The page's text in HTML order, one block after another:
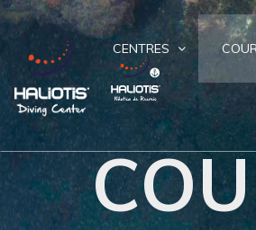
CENTRES